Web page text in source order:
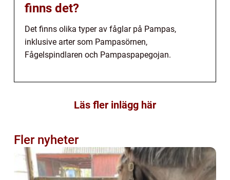
finns det?
Det finns olika typer av fåglar på Pampas,
inklusive arter som Pampasörnen,
Fågelspindlaren och Pampaspapegojan.
Läs fler inlägg här
Fler nyheter